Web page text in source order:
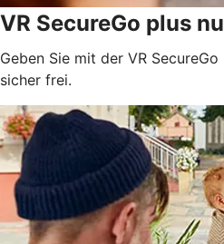
VR SecureGo plus
Geben Sie mit der VR
sicher frei.